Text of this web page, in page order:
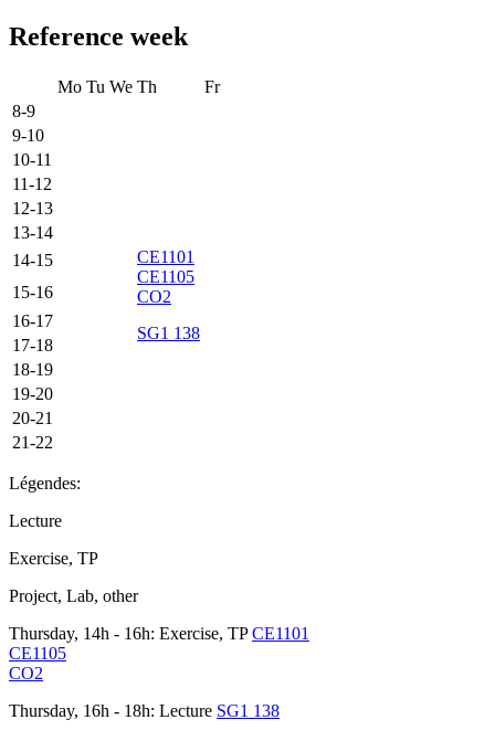
Reference week
Mo Tu We Th
Fr
8-9
9-10
10-11
11-12
12-13
13-14
14-15
CE1101
CE1105
CO2
15-16
16-17
SG1 138
17-18
18-19
19-20
20-21
21-22
Légendes:
Lecture
Exercise, TP
Project, Lab, other
Thursday, 14h - 16h: Exercise, TPCE1101
CE1105
CO2
Thursday, 16h - 18h: Lecture SG1 138